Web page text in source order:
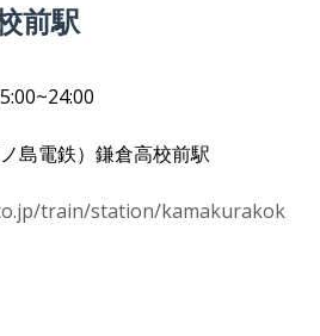
前駅
島電鉄）鎌倉高校前駅
train/station/kamakurakok